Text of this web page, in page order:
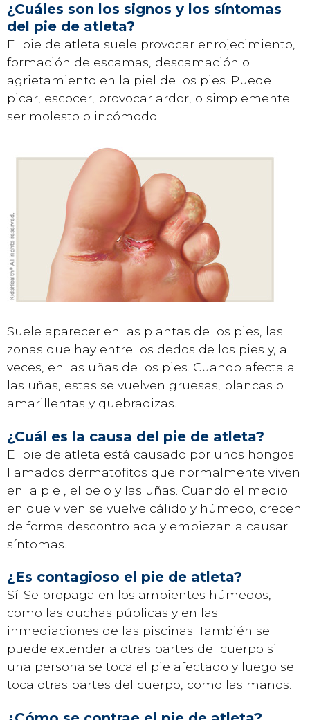
¿Cuáles son los signos y los síntomas
del pie de atleta?
El pie de atleta suele provocar enrojecimiento,
formación de escamas, descamación o
agrietamiento en la piel de los pies. Puede
picar, escocer, provocar ardor, o simplemente
ser molesto o incómodo.
Suele aparecer en las plantas de los pies, las
zonas que hay entre los dedos de los pies y, a
veces, en las uñas de los pies. Cuando afecta a
las uñas, estas se vuelven gruesas, blancas o
amarillentas y quebradizas.
¿Cuál es la causa del pie de atleta?
El pie de atleta está causado por unos hongos
llamados dermatofitos que normalmente viven
en la piel, el pelo y las uñas. Cuando el medio
en que viven se vuelve cálido y húmedo, crecen
de forma descontrolada y empiezan a causar
síntomas.
¿Es contagioso el pie de atleta?
Sí. Se propaga en los ambientes húmedos,
como las duchas públicas y en las
inmediaciones de las piscinas. También se
puede extender a otras partes del cuerpo si
una persona se toca el pie afectado y luego se
toca otras partes del cuerpo, como las manos.